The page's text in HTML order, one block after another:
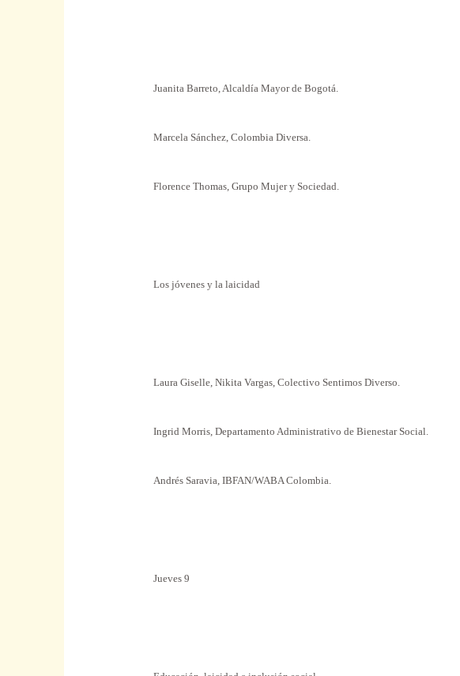
Juanita Barreto, Alcaldía Mayor de Bogotá.
Marcela Sánchez, Colombia Diversa.
Florence Thomas, Grupo Mujer y Sociedad.
Los jóvenes y la laicidad
Laura Giselle, Nikita Vargas, Colectivo Sentimos Diverso.
Ingrid Morris, Departamento Administrativo de Bienestar Social.
Andrés Saravia, IBFAN/WABA Colombia.
Jueves 9